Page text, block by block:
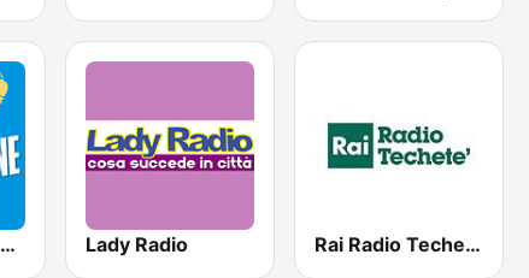
Solo Canzoni Napoletane Lady Radio Rai Radio Techete'